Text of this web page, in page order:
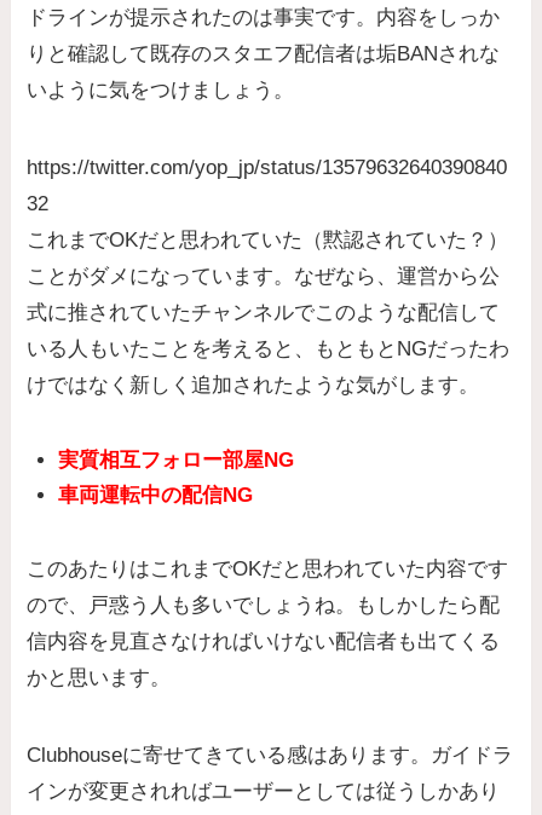
ドラインが提示されたのは事実です。内容をしっか
りと確認して既存のスタエフ配信者は垢BANされな
いように気をつけましょう。
https://twitter.com/yop_jp/status/13579632640390840
32
これまでOKだと思われていた（黙認されていた？）
ことがダメになっています。なぜなら、運営から公
式に推されていたチャンネルでこのような配信して
いる人もいたことを考えると、もともとNGだったわ
けではなく新しく追加されたような気がします。
実質相互フォロー部屋NG
車両運転中の配信NG
このあたりはこれまでOKだと思われていた内容です
ので、戸惑う人も多いでしょうね。もしかしたら配
信内容を見直さなければいけない配信者も出てくる
かと思います。
Clubhouseに寄せてきている感はあります。ガイドラ
インが変更されればユーザーとしては従うしかあり